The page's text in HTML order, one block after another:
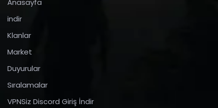
indir
Klanlar
Market
Duyurular
Sıralamalar
VPNSiz Discord Giriş İndir